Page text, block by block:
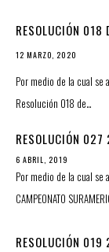
RESOLUCIÓN 018
12 MARZO, 2020
Por medio de la cual se
Resolución 018 de…
RESOLUCIÓN 027
6 ABRIL, 2019
Por medio de la cual se
CAMPEONATO
RESOLUCIÓN 019